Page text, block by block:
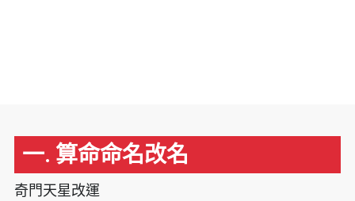
一. 算命命名改名
奇門天星改運